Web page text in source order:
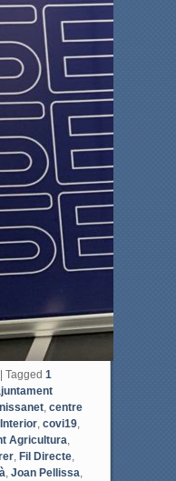
| Tagged 1
, centre
, covi19,
Agricultura
, Fil Directe,
Joan Pellissa